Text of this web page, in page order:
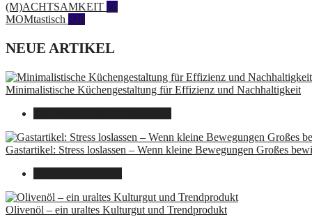
(M)ACHTSAMKEIT 28
MOMtastisch 328
NEUE ARTIKEL
Minimalistische Küchengestaltung für Effizienz und Nachhaltigkeit
Gastartikel: Stress loslassen – Wenn kleine Bewegungen Großes
Olivenöl – ein uraltes Kulturgut und Trendprodukt